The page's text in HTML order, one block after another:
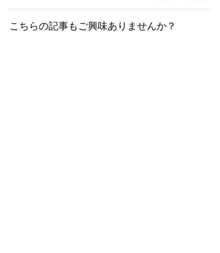
去
こちらの記事もご興味ありませんか？